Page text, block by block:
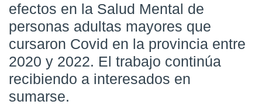
efectos en la Salud Mental de
personas adultas mayores que
cursaron Covid en la provincia entre
2020 y 2022. El trabajo continúa
recibiendo a interesados en
sumarse.